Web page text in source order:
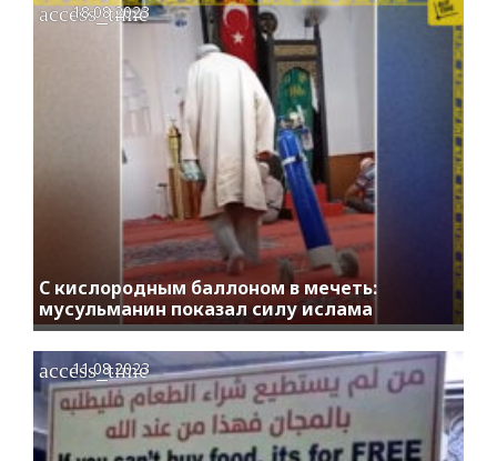
С кислородным баллоном в мечеть:
мусульманин показал силу ислама
access_time
18.08.2023
access_time
11.08.2023